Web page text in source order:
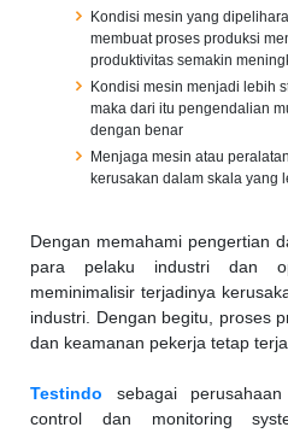
Kondisi mesin yang
membuat proses produksi
produktivitas semakin
Kondisi mesin menjadi lebih
maka dari itu pengendalian
dengan benar
Menjaga mesin atau
kerusakan dalam skala yang
Dengan memahami pengertian
para pelaku industri dan
meminimalisir terjadinya
industri. Dengan begitu, proses
dan keamanan pekerja tetap
Testindo sebagai
control dan monitoring